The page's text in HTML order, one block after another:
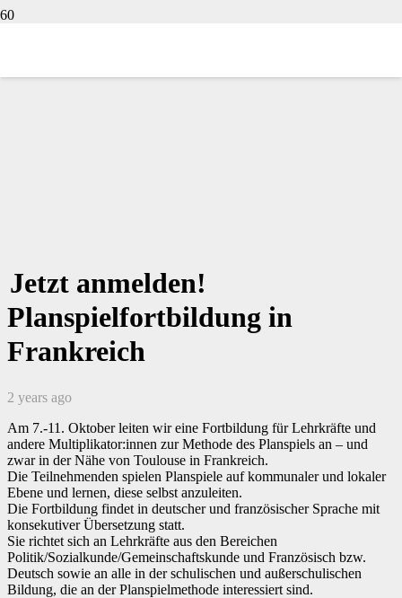
Jetzt anmelden!
Planspielfortbildung in
Frankreich
2 years ago
Am 7.-11. Oktober leiten wir eine Fortbildung für Lehrkräfte und
andere Multiplikator:innen zur Methode des Planspiels an – und
zwar in der Nähe von Toulouse in Frankreich.
Die Teilnehmenden spielen Planspiele auf kommunaler und lokaler
Ebene und lernen, diese selbst anzuleiten.
Die Fortbildung findet in deutscher und französischer Sprache mit
konsekutiver Übersetzung statt.
Sie richtet sich an Lehrkräfte aus den Bereichen
Politik/Sozialkunde/Gemeinschaftskunde und Französisch bzw.
Deutsch sowie an alle in der schulischen und außerschulischen
Bildung, die an der Planspielmethode interessiert sind.